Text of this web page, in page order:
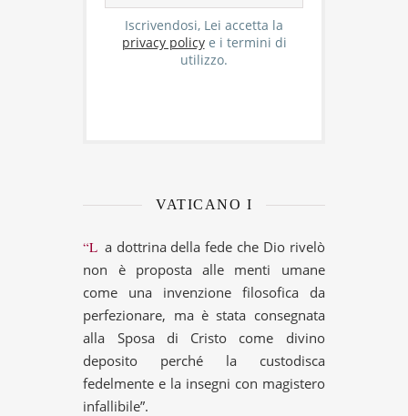
Iscrivendosi, Lei accetta la
privacy policye i termini di
utilizzo.
VATICANO I
“La dottrina della fede che Dio rivelò
non è proposta alle menti umane
come una invenzione filosofica da
perfezionare, ma è stata consegnata
alla Sposa di Cristo come divino
deposito perché la custodisca
fedelmente e la insegni con magistero
infallibile”.